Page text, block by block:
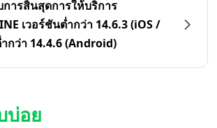
การสิ้นสุดการให้บริการ
เวอร์ชันต่ำกว่า 14.6.3 (iOS /
กว่า 14.4.6 (Android)
บ่อย